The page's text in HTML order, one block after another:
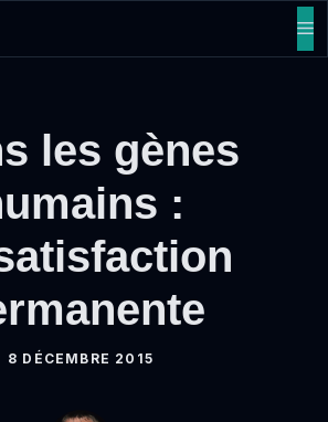
les gènes
:
8 DÉCEMBRE 2015